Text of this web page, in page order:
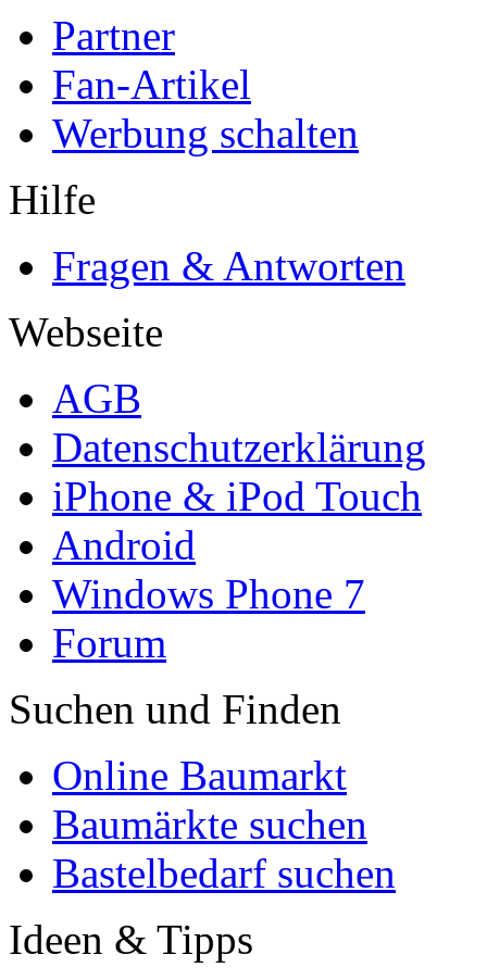
Partner
Fan-Artikel
Werbung schalten
Hilfe
Fragen & Antworten
Webseite
AGB
Datenschutzerklärung
iPhone & iPod Touch
Android
Windows Phone 7
Forum
Suchen und Finden
Online Baumarkt
Baumärkte suchen
Bastelbedarf suchen
Ideen & Tipps